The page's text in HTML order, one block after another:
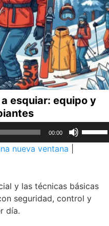
esquiar: equipo y
00:00
arriba/
para
nueva ventana
y las técnicas básicas
seguridad, control y
día.